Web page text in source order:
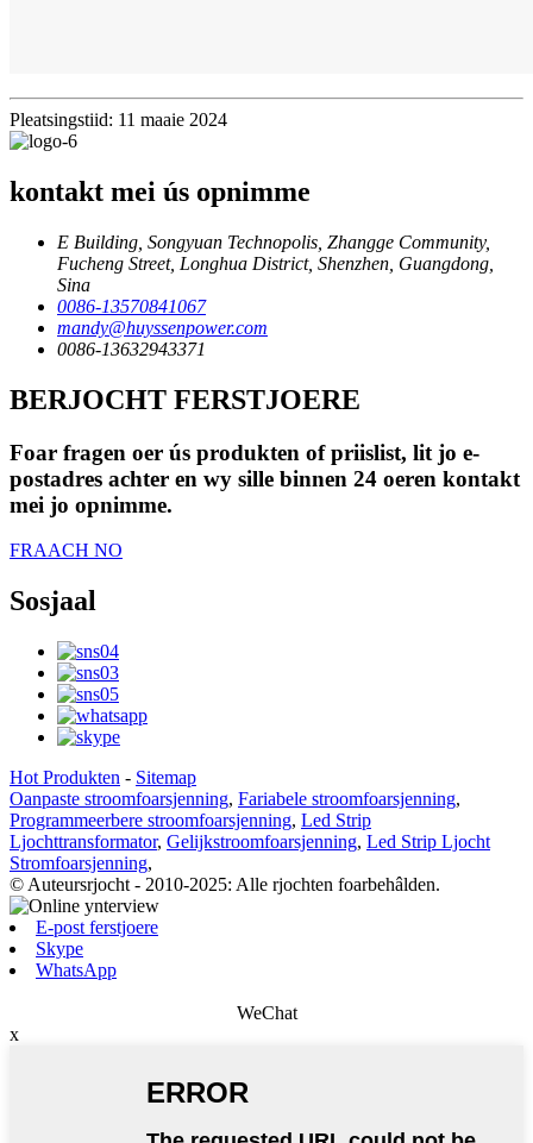
Pleatsingstiid: 11 maaie 2024
kontakt mei ús opnimme
E Building, Songyuan Technopolis, Zhangge Community,
Fucheng Street, Longhua District, Shenzhen, Guangdong,
Sina
0086-13570841067
mandy@huyssenpower.com
0086-13632943371
BERJOCHT FERSTJOERE
Foar fragen oer ús produkten of priislist, lit jo e-
postadres achter en wy sille binnen 24 oeren kontakt
mei jo opnimme.
FRAACH NO
Sosjaal
Hot Produkten - Sitemap
Oanpaste stroomfoarsjenning, Fariabele stroomfoarsjenning,
Programmeerbere stroomfoarsjenning, Led Strip
Ljochttransformator, Gelijkstroomfoarsjenning, Led Strip Ljocht
Stromfoarsjenning,
© Auteursrjocht - 2010-2025: Alle rjochten foarbehâlden.
E-post ferstjoere
Skype
WhatsApp
WeChat
x